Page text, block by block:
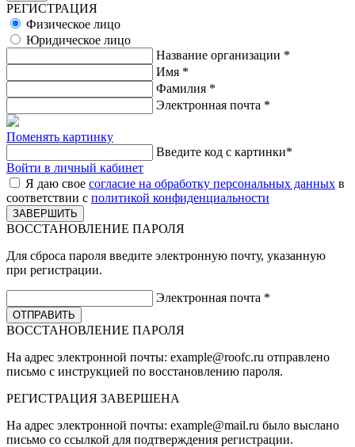
РЕГИСТРАЦИЯ
Физическое лицо
Юридическое лицо
Название организации *
Имя *
Фамилия *
Электронная почта *
Поменять картинку
Введите код с картинки*
Войти в личный кабинет
Я даю свое согласие на обработку персональных данных в
соответствии с политикой конфиденциальности
ВОССТАНОВЛЕНИЕ ПАРОЛЯ
Для сброса пароля введите электронную почту, указанную
при регистрации.
Электронная почта *
ВОССТАНОВЛЕНИЕ ПАРОЛЯ
На адрес электронной почты: example@roofc.ru отправлено
письмо с инструкцией по восстановлению пароля.
РЕГИСТРАЦИЯ ЗАВЕРШЕНА
На адрес электронной почты: example@mail.ru было выслано
письмо со ссылкой для подтверждения регистрации.